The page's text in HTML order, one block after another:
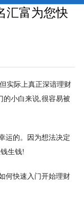
富为您快
实际上真正深谙理财
的小白来说,很容易被
运的。因为想法决定
生钱!
何快速入门开始理财